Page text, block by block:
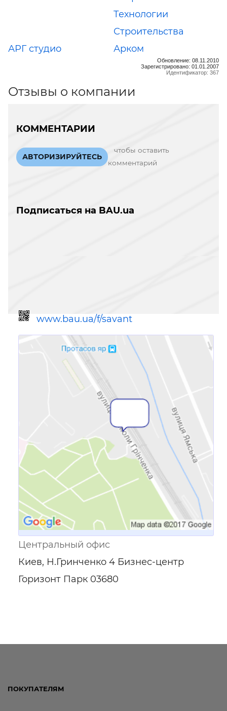
Технологии
Строительства
АРГ студио
Арком
Обновление: 08.11.2010
Зарегистрировано: 01.01.2007
Идентификатор: 367
Отзывы о компании
КОММЕНТАРИИ
АВТОРИЗИРУЙТЕСЬ
чтобы оставить
комментарий
Подписаться на BAU.ua
www.bau.ua/f/savant
Ссылка для мобильных устройств
Центральный офис
Киев, Н.Гринченко 4 Бизнес-центр
Горизонт Парк 03680
ПОКУПАТЕЛЯМ